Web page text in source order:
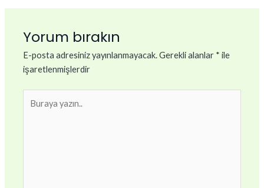
Yorum bırakın
E-posta adresiniz yayınlanmayacak.Gerekli alanlar * ile
işaretlenmişlerdir
yazın..